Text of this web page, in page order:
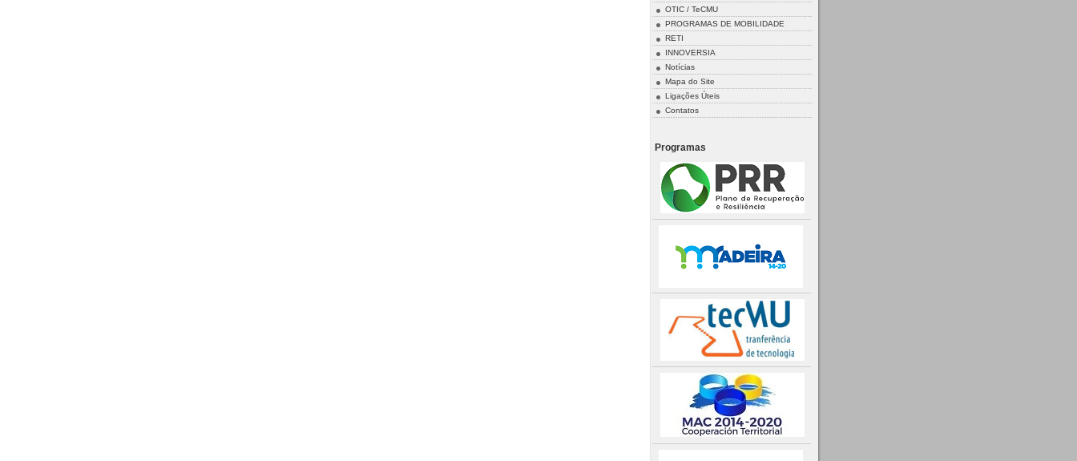
OTIC / TeCMU
PROGRAMAS DE MOBILIDADE
RETI
INNOVERSIA
Notícias
Mapa do Site
Ligações Úteis
Contatos
Programas